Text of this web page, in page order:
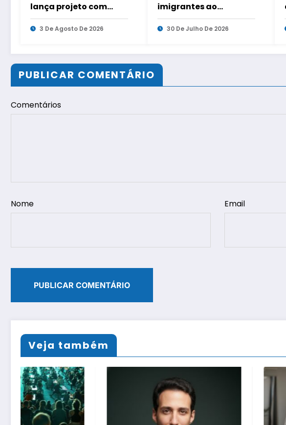
lança projeto com
quatro condomínios
no Andaraí
3 De Agosto De 2026
imigrantes ao
mercado de trabalho
com evento em três
30 De Julho De 2026
PUBLICAR COMENTÁRIO
Comentários
Nome Email
Veja também